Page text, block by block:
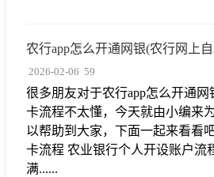
农行app怎么开通网银(农行网上
2026-02-06 59
很多朋友对于农行app怎么开通
卡流程不太懂，今天就由小编来
以帮助到大家，下面一起来看看
卡流程 农业银行个人开设账户流
满......